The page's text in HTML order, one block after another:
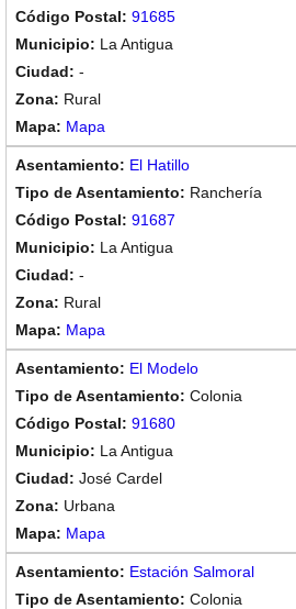
91685
La Antigua
-
Rural
Mapa
El Hatillo
Ranchería
91687
La Antigua
-
Rural
Mapa
El Modelo
Colonia
91680
La Antigua
José Cardel
Urbana
Mapa
Estación Salmoral
Colonia